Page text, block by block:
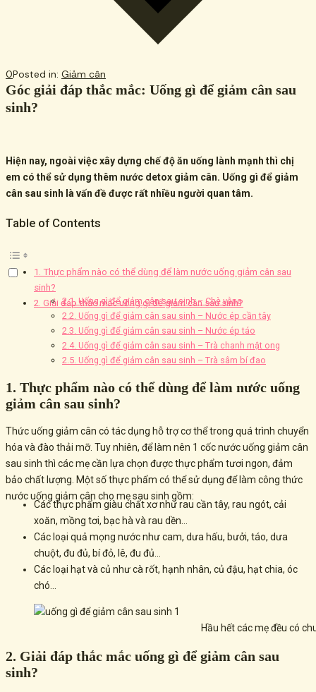
0Posted in: Giảm cân
Góc giải đáp thắc mắc: Uống gì để giảm cân sau
sinh?
Hiện nay, ngoài việc xây dựng chế độ ăn uống lành mạnh thì chị
em có thể sử dụng thêm nước detox giảm cân. Uống gì để giảm
cân sau sinh là vấn đề được rất nhiều người quan tâm.
Table of Contents
1. Thực phẩm nào có thể dùng để làm nước uống giảm cân sau
sinh?
2. Giải đáp thắc mắc uống gì để giảm cân sau sinh?
2.1. Uống gì để giảm cân sau sinh – Chè vằng
2.2. Uống gì để giảm cân sau sinh – Nước ép cần tây
2.3. Uống gì để giảm cân sau sinh – Nước ép táo
2.4. Uống gì để giảm cân sau sinh – Trà chanh mật ong
2.5. Uống gì để giảm cân sau sinh – Trà sâm bí đao
1. Thực phẩm nào có thể dùng để làm nước uống
giảm cân sau sinh?
Thức uống giảm cân có tác dụng hỗ trợ cơ thể trong quá trình chuyển
hóa và đào thải mỡ. Tuy nhiên, để làm nên 1 cốc nước uống giảm cân
sau sinh thì các mẹ cần lựa chọn được thực phẩm tươi ngon, đảm
bảo chất lượng. Một số thực phẩm có thể sử dụng để làm công thức
nước uống giảm cân cho mẹ sau sinh gồm:
Các thực phẩm giàu chất xơ như rau cần tây, rau ngót, cải
xoăn, mồng tơi, bạc hà và rau dền…
Các loại quả mọng nước như cam, dưa hấu, bưởi, táo, dưa
chuột, đu đủ, bí đỏ, lê, đu đủ…
Các loại hạt và củ như cà rốt, hạnh nhân, củ đậu, hạt chia, óc
chó…
Hầu hết các mẹ đều có
2. Giải đáp thắc mắc uống gì để giảm cân sau
sinh?